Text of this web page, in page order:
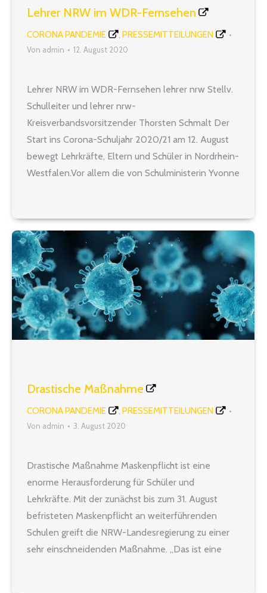
Lehrer NRW im WDR-Fernsehen
CORONA PANDEMIE PRESSEMITTEILUNGEN
Von admin 12. August 2020
Lehrer NRW im WDR-Fernsehen lehrer nrw Stellv.
Schulleiter und lehrer nrw-
Kreisverbandsvorsitzender Thorsten Schmalt Der
Start ins Corona-Schuljahr 2020/21 am 12. August
bewegt Lehrkräfte, Eltern und Schüler in Nordrhein-
Westfalen.Vor allem die von Schulministerin Yvonne
Themen rund um den Schulstart spricht Thorsten
Schmalt, Personalratsmitglied für lehrer…
Drastische Maßnahme
CORONA PANDEMIE PRESSEMITTEILUNGEN
Von admin 3. August 2020
Drastische Maßnahme Maskenpflicht ist eine
enorme Herausforderung für Schüler und
Lehrkräfte. Mit der zunächst bis zum 31. August
befristeten Maskenpflicht an weiterführenden
Schulen greift die NRW-Landesregierung zu einer
sehr einschneidenden Maßnahme. „Das ist eine